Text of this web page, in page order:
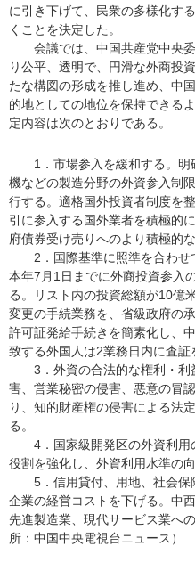
に引き下げて、民衆の多様化す
くことを決定した。
会議では、中国共産党中央委
り公平、透明で、円滑な外商投
たな構図の形成を推し進め、中
的地としての地位を保持できる
定内容は次のとおりである。
1．市場参入を緩和する。明
機などの製造分野の外資参入制
行する。適格国外投資者制度を
引に参入する国外業者を積極的
府債券受け売りへのより積極的
2．国際基準に照準を合わせ
本年7月1日までに外商投資参入
る。リスト内の投資総額が10億
変更の手続業務を、省級政府の
許可証発給手続きを簡素化し、
致する外国人は2業務日内に査証
3．外資の合法的な権利・利
害、営業秘密の侵害、悪意の冒
り、知的財産権の侵害による法
る。
4．国家級開発区の外資利用
役割を強化し、外資利用水準の
5．信用貸付、用地、社会保
企業の経営コストを下げる。中
先進製造業、現代サービス業へ
所：中国中央電視台ニュース）